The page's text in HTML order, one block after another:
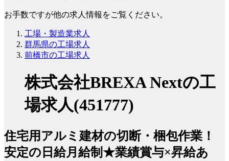
お手数ですが他の求人情報をご覧ください。
工場・製造業求人
群馬県の工場求人
前橋市の工場求人
株式会社BREXA Nextの工
場求人(451777)
住宅用アルミ建材の切断・梱包作業！
安定の日給月給制★業績賞与×昇給あ